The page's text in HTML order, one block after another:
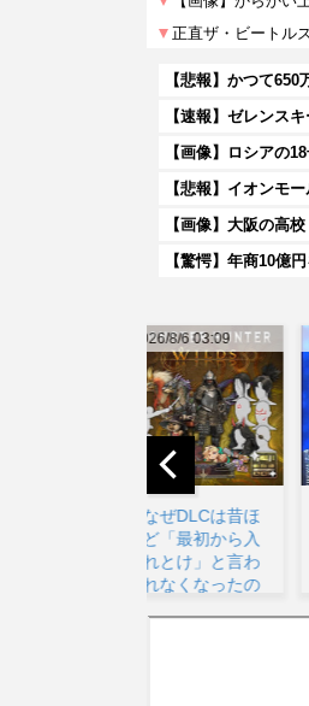
【悲報】かつて
【速報】ゼレンス
【画像】ロシアの
【悲報】イオンモ
【画像】大阪の高
【驚愕】年商10億
2026/8/6 03:07
【画像あり】宇
多田ヒカル「ド
ラゴンボール読
んでたら疑問に